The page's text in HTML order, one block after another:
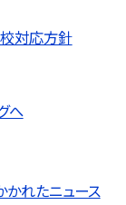
校対応方針
へ
れたニュース